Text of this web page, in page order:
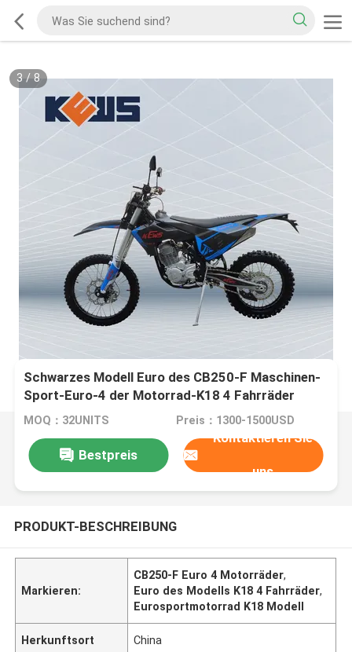
3/8
Schwarzes Modell Euro des CB250-F Maschinen-
Sport-Euro-4 der Motorrad-K18 4 Fahrräder
MOQ：32UNITS Preis：1300-1500USD
Bestpreis
Kontaktieren Sie
uns
PRODUKT-BESCHREIBUNG
Markieren:
CB250-F Euro 4 Motorräder,
Euro des Modells K18 4 Fahrräder,
Eurosportmotorrad K18 Modell
Herkunftsort China